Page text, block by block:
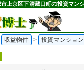
収益物件 > 投資マンション